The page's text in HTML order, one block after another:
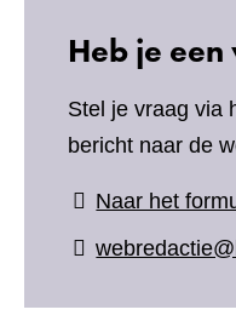
Heb je
Stel je vraag via
bericht naar de
Naar het